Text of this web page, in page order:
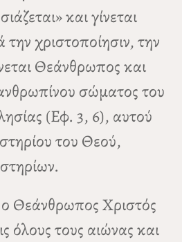
και γίνεται
χριστοποίησιν, την
Θεάνθρωπος και
σώματος του
(Εφ. 3, 6), αυτού
του Θεού,
Θεάνθρωπος Χριστός
όλους τους αιώνας και